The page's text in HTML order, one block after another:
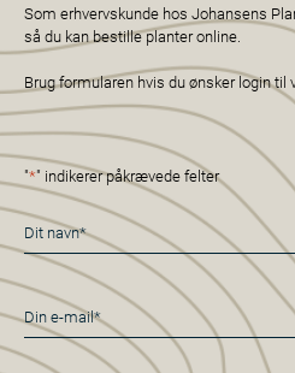
Som erhvervskunde hos Johansens
så du kan bestille planter online.
Brug formularen hvis du ønsker login til
"*" indikerer påkrævede felter
Navn
*
E-
mail
*